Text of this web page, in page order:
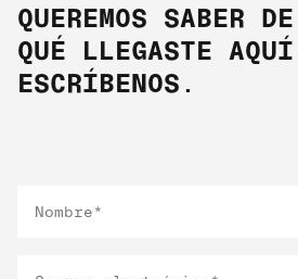
QUEREMOS SABER
QUÉ LLEGASTE
ESCRÍBENOS.